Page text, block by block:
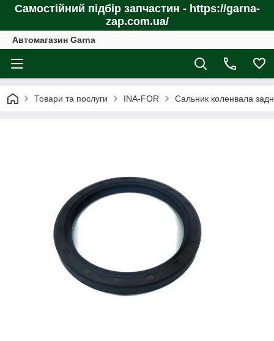
Самостійний підбір запчастин - https://garna-
zap.com.ua/
Автомагазин Garna
Товари та послуги INA-FOR Сальник коленвала